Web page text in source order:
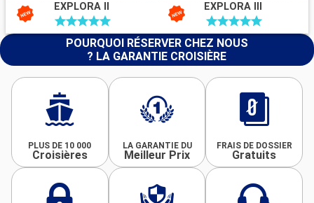
EXPLORA II EXPLORA III
POURQUOI RÉSERVER CHEZ NOUS
? LA GARANTIE CROISIÈRE
PLUS DE 10 000
Croisières
LA GARANTIE DU
Meilleur Prix
FRAIS DE DOSSIER
Gratuits